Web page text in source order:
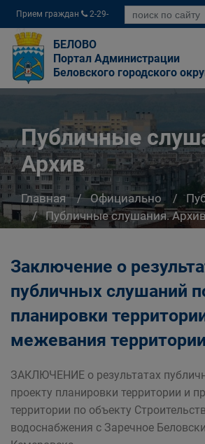
Прием граждан
2-29-
04
БЕЛОВО
Портал Администрации
Беловского городского
Публичные
Архив
Главная Официально
Публичные слушания.
Заключение о
публичных слушаний
планировки
межевания территории
ЗАКЛЮЧЕНИЕ о результатах
проекту планировки территории и
территории по объекту
водоснабжения с Заречное